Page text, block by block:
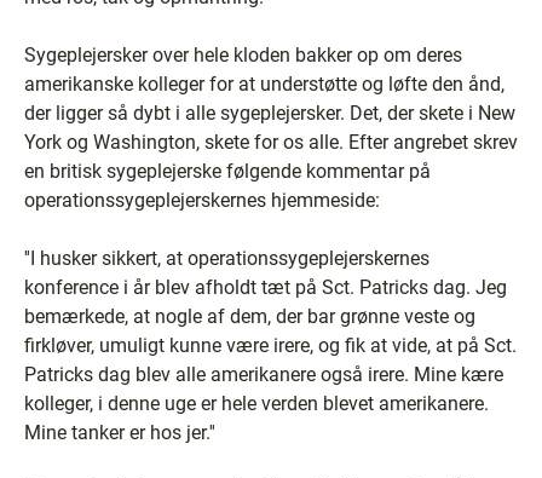
Sygeplejersker over hele kloden bakker op om deres
amerikanske kolleger for at understøtte og løfte den ånd,
der ligger så dybt i alle sygeplejersker. Det, der skete i New
York og Washington, skete for os alle. Efter angrebet skrev
en britisk sygeplejerske følgende kommentar på
operationssygeplejerskernes hjemmeside:
''I husker sikkert, at operationssygeplejerskernes
konference i år blev afholdt tæt på Sct. Patricks dag. Jeg
bemærkede, at nogle af dem, der bar grønne veste og
firkløver, umuligt kunne være irere, og fik at vide, at på Sct.
Patricks dag blev alle amerikanere også irere. Mine kære
kolleger, i denne uge er hele verden blevet amerikanere.
Mine tanker er hos jer.''